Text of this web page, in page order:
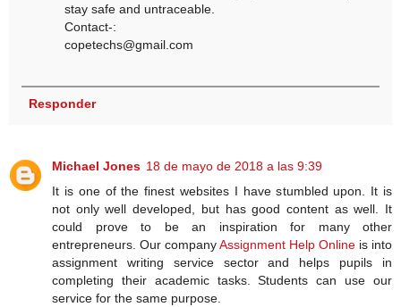
stay safe and untraceable.
Contact-:
copetechs@gmail.com
Responder
Michael Jones 18 de mayo de 2018 a las 9:39
It is one of the finest websites I have stumbled upon. It is
not only well developed, but has good content as well. It
could prove to be an inspiration for many other
entrepreneurs. Our companyAssignment Help Online is into
assignment writing service sector and helps pupils in
completing their academic tasks. Students can use our
service for the same purpose.